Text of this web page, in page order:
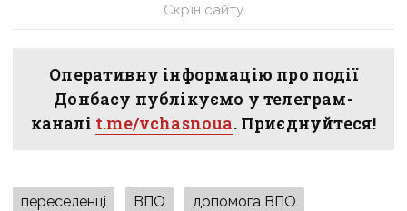
Скрін сайту
Оперативну інформацію про події
Донбасу публікуємо у телеграм-
каналі t.me/vchasnoua. Приєднуйтеся!
переселенці ВПО допомога ВПО